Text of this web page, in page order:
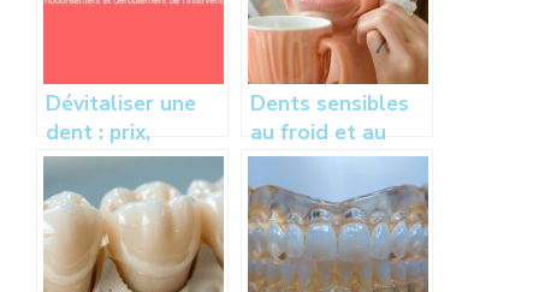
Dévitaliser une
dent : prix,
procédure,
remboursement
et déroulement
de l’intervention
Dents sensibles
au froid et au
chaud : causes et
solutions pour
soulager la
sensibilité
dentaire